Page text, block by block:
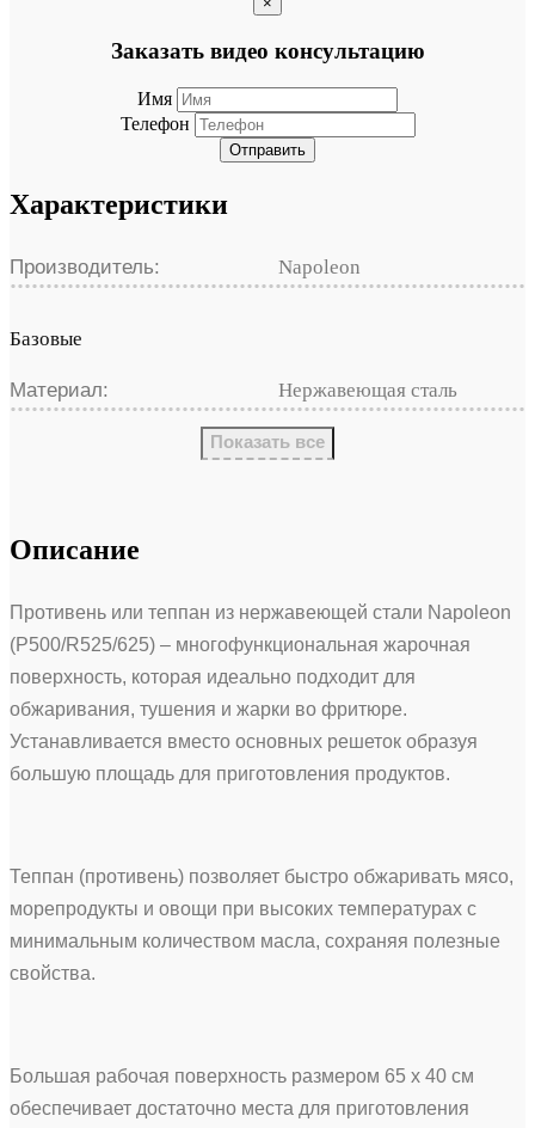
Заказать видео консультацию
Имя
Телефон
Отправить
Характеристики
Производитель: Napoleon
Базовые
Материал: Нержавеющая сталь
Показать все
Описание
Противень или теппан из нержавеющей стали Napoleon
(P500/R525/625) – многофункциональная жарочная
поверхность, которая идеально подходит для
обжаривания, тушения и жарки во фритюре.
Устанавливается вместо основных решеток образуя
большую площадь для приготовления продуктов.
Теппан (противень) позволяет быстро обжаривать мясо,
морепродукты и овощи при высоких температурах с
минимальным количеством масла, сохраняя полезные
свойства.
Большая рабочая поверхность размером 65 x 40 см
обеспечивает достаточно места для приготовления